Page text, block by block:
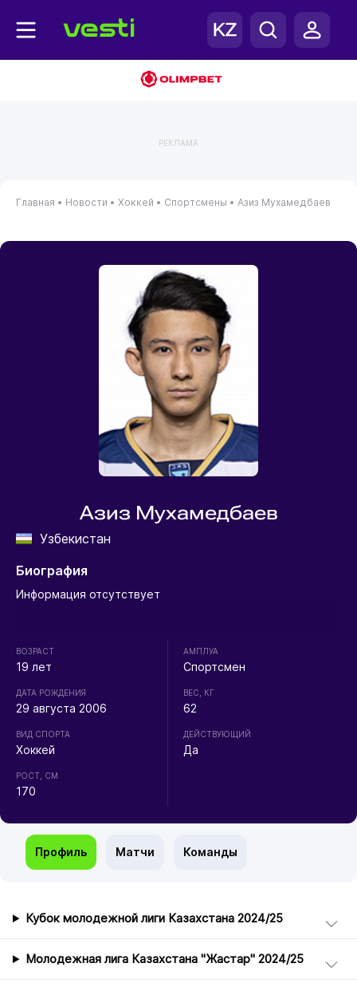
РЕКЛАМА
Главная • Новости • Хоккей • Спортсмены • Азиз Мухамедбаев
Азиз Мухамедбаев
Узбекистан
Биография
Информация отсутствует
ВОЗРАСТ
19 лет
ДАТА РОЖДЕНИЯ
29 августа 2006
ВИД СПОРТА
Хоккей
РОСТ, СМ
170
АМПЛУА
Спортсмен
ВЕС, КГ
62
ДЕЙСТВУЮЩИЙ
Да
Профиль Матчи Команды
Кубок молодежной лиги Казахстана 2024/25
Молодежная лига Казахстана "Жастар" 2024/25